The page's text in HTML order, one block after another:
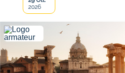
2026